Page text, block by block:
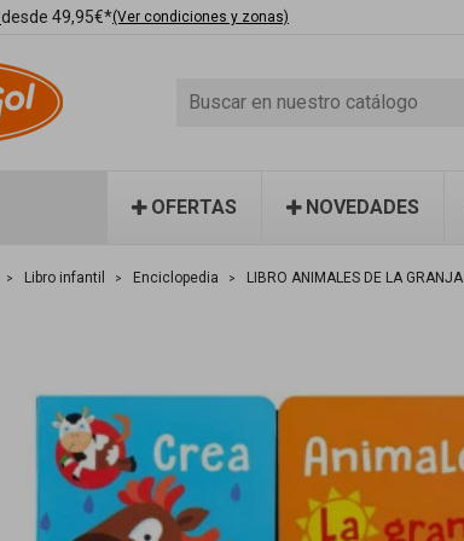
desde 49,95€*(Ver condiciones y zonas)
OFERTAS NOVEDADES
Libro infantil Enciclopedia LIBRO ANIMALES DE LA GRANJA